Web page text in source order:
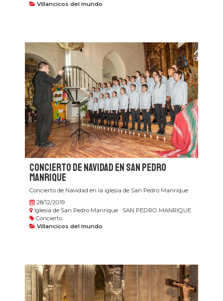
Villancicos del mundo
Concierto de Navidad en San Pedro
Manrique
Concierto de Navidad en la iglesia de San Pedro Manrique
28/12/2019
Iglesia de San Pedro Manrique · SAN PEDRO MANRIQUE
Concierto
Villancicos del mundo